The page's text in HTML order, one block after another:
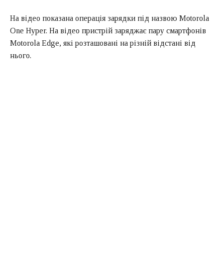
На відео показана операція зарядки під назвою Motorola
One Hyper. На відео пристрій заряджає пару смартфонів
Motorola Edge, які розташовані на різній відстані від
нього.